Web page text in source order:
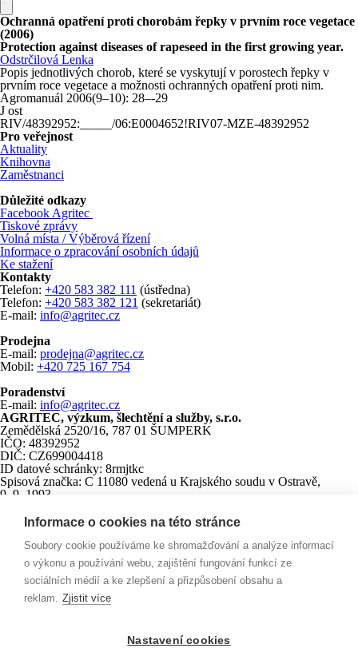
Ochranná opatření proti chorobám řepky v prvním roce vegetace
(2006)
Protection against diseases of rapeseed in the first growing year.
Odstrčilová Lenka
Popis jednotlivých chorob, které se vyskytují v porostech řepky v
prvním roce vegetace a možnosti ochranných opatření proti nim.
Agromanuál 2006(9–10): 28–-29
J ost
RIV/48392952:_____/06:E0004652!RIV07-MZE-48392952
Pro veřejnost
Aktuality
Knihovna
Zaměstnanci
Důležité odkazy
Facebook Agritec
Tiskové zprávy
Volná místa / Výběrová řízení
Informace o zpracování osobních údajů
Ke stažení
Kontakty
Telefon: +420 583 382 111 (ústředna)
Telefon: +420 583 382 121 (sekretariát)
E-mail: info@agritec.cz
Prodejna
E-mail: prodejna@agritec.cz
Mobil: +420 725 167 754
Poradenství
E-mail: info@agritec.cz
AGRITEC, výzkum, šlechtění a služby, s.r.o.
Zemědělská 2520/16, 787 01 ŠUMPERK
IČO: 48392952
DIČ: CZ699004418
ID datové schránky: 8rmjtkc
Spisová značka: C 11080 vedená u Krajského soudu v Ostravě,
9. 9. 1993
Číslo účtu:33100841/0100
CZK:178106494/0600
EUR: 159235653/0600
Agritec Plant Research s.r.o.
Zemědělská 2520/16, 787 01 ŠUMPERK
26784246
n63jtkm
C 26228 vedená u Krajského soudu v Ostravě,
Informace o cookies na této stránce
Soubory cookie používáme ke shromažďování a analýze informací
o výkonu a používání webu, zajištění fungování funkcí ze
sociálních médií a ke zlepšení a přizpůsobení obsahu a
reklam. Zjistit více
Nastavení cookies